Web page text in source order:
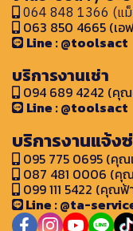
064 848 1366 (แ
063 850 4665 (เอ
Line : @toolsact
บริการงานเช่า
094 689 4242 (คุ
Line : @toolsact
บริการงานแจ้ง
095 775 0695 (คุณ
087 481 0006 (คุ
099 111 5422 (คุณฟ้
Line : @ta-